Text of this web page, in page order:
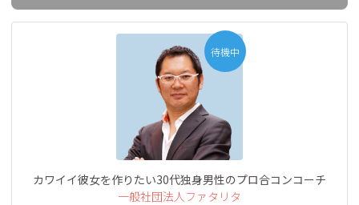
待機中
カワイイ彼女を作りたい30代独身男性のプロ合コンコーチ
一般社団法人ファタリタ